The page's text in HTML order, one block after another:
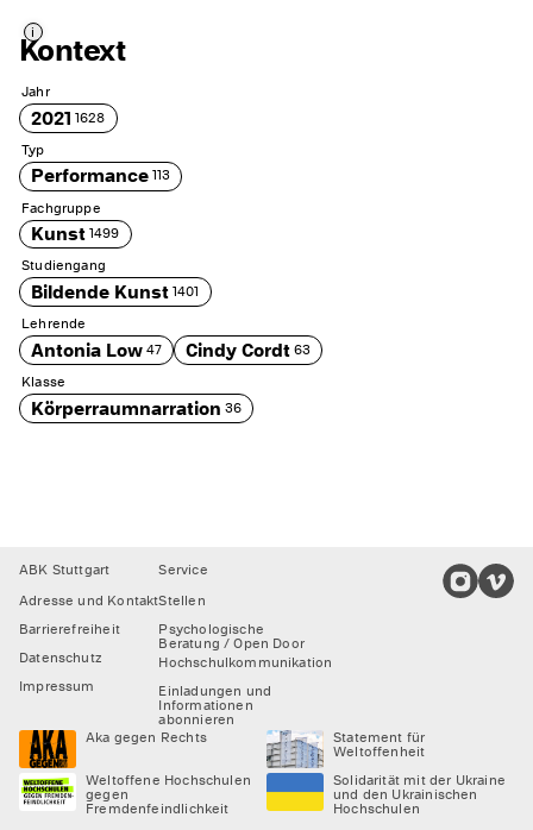
i
Kontext
Jahr
2021 1628
Typ
Performance113
Fachgruppe
Kunst1499
Studiengang
Bildende Kunst1401
Lehrende
Antonia Low47 Cindy Cordt63
Klasse
Körperraumnarration 36
Footer
ABK Stuttgart
Adresse und Kontakt
Barrierefreiheit
Datenschutz
Impressum
Service
Stellen
Psychologische
Beratung / Open Door
Hochschulkommunikation
Einladungen und
Informationen
abonnieren
Aka gegen Rechts
Statement für
Weltoffenheit
Weltoffene Hochschulen
gegen
Fremdenfeindlichkeit
Solidarität mit der Ukraine
und den Ukrainischen
Hochschulen